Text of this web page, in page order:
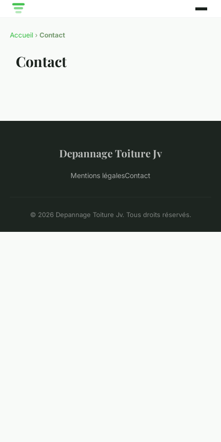
Accueil › Contact
Contact
Depannage Toiture Jv
Mentions légalesContact
© 2026 Depannage Toiture Jv. Tous droits réservés.